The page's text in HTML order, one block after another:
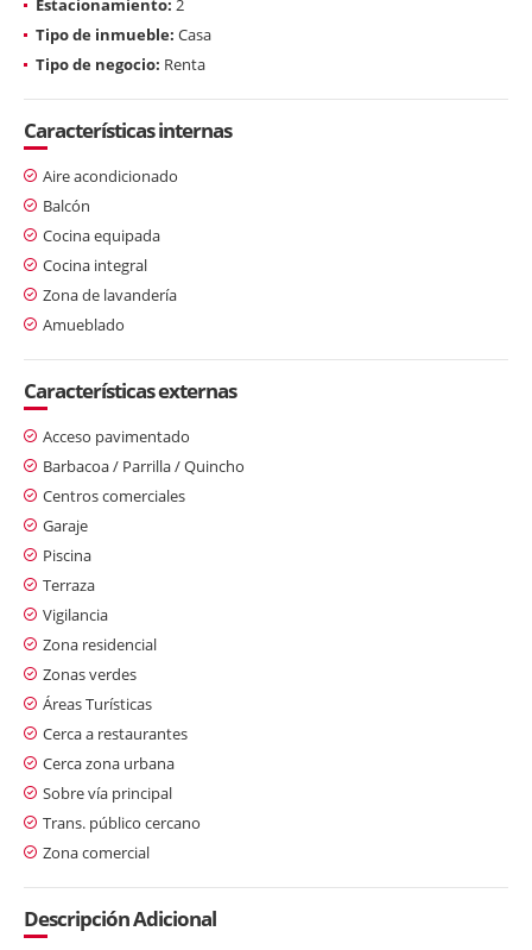
Estacionamiento: 2
Tipo de inmueble: Casa
Tipo de negocio: Renta
Características internas
Aire acondicionado
Balcón
Cocina equipada
Cocina integral
Zona de lavandería
Amueblado
Características externas
Acceso pavimentado
Barbacoa / Parrilla / Quincho
Centros comerciales
Garaje
Piscina
Terraza
Vigilancia
Zona residencial
Zonas verdes
Áreas Turísticas
Cerca a restaurantes
Cerca zona urbana
Sobre vía principal
Trans. público cercano
Zona comercial
Descripción Adicional